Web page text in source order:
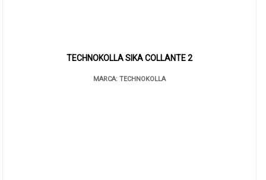
TECHNOKOLLA SIKA COLLANTE 2
MARCA: TECHNOKOLLA